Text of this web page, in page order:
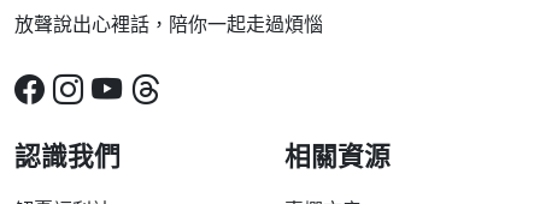
放聲說出心裡話，陪你一起走過煩惱
認識我們 相關資源